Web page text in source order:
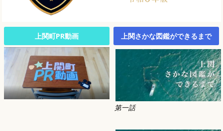
上関町PR動画 上関さかな図鑑ができるまで
第一話